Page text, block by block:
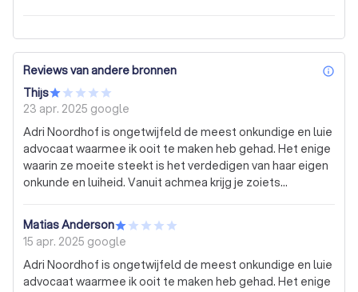
Reviews van andere bronnen
Thijs
23 apr. 2025 google
Adri Noordhof is ongetwijfeld de meest onkundige en luie
advocaat waarmee ik ooit te maken heb gehad. Het enige
waarin ze moeite steekt is het verdedigen van haar eigen
onkunde en luiheid. Vanuit achmea krijg je zoiets
allemaal niks kosten. Elke administratieve medewerker
had beter werk geleverd dan deze nutteloze advocaat
die werkelijk n schande is voor de advocatuur.
Matias Anderson
15 apr. 2025 google
Adri Noordhof is ongetwijfeld de meest onkundige en luie
advocaat waarmee ik ooit te maken heb gehad. Het enige